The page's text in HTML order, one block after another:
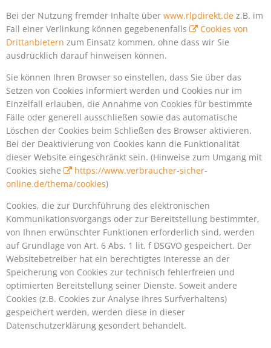
Bei der Nutzung fremder Inhalte über www.rlpdirekt.de z.B. im
Fall einer Verlinkung können gegebenenfalls
Cookies von
Drittanbietern zum Einsatz kommen, ohne dass wir Sie
ausdrücklich darauf hinweisen können.
Sie können Ihren Browser so einstellen, dass Sie über das
Setzen von Cookies informiert werden und Cookies nur im
Einzelfall erlauben, die Annahme von Cookies für bestimmte
Fälle oder generell ausschließen sowie das automatische
Löschen der Cookies beim Schließen des Browser aktivieren.
Bei der Deaktivierung von Cookies kann die Funktionalität
dieser Website eingeschränkt sein. (Hinweise zum Umgang mit
Cookies siehe
https://www.verbraucher-sicher-
online.de/thema/cookies)
Cookies, die zur Durchführung des elektronischen
Kommunikationsvorgangs oder zur Bereitstellung bestimmter,
von Ihnen erwünschter Funktionen erforderlich sind, werden
auf Grundlage von Art. 6 Abs. 1 lit. f DSGVO gespeichert. Der
Websitebetreiber hat ein berechtigtes Interesse an der
Speicherung von Cookies zur technisch fehlerfreien und
optimierten Bereitstellung seiner Dienste. Soweit andere
Cookies (z.B. Cookies zur Analyse Ihres Surfverhaltens)
gespeichert werden, werden diese in dieser
Datenschutzerklärung gesondert behandelt.